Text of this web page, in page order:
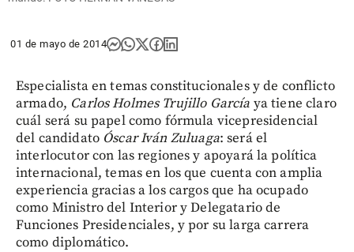
01 de mayo de 2014
Especialista en temas constitucionales y de conflicto
armado, Carlos Holmes Trujillo García ya tiene claro
cuál será su papel como fórmula vicepresidencial
del candidato Óscar Iván Zuluaga: será el
interlocutor con las regiones y apoyará la política
internacional, temas en los que cuenta con amplia
experiencia gracias a los cargos que ha ocupado
como Ministro del Interior y Delegatario de
Funciones Presidenciales, y por su larga carrera
como diplomático.